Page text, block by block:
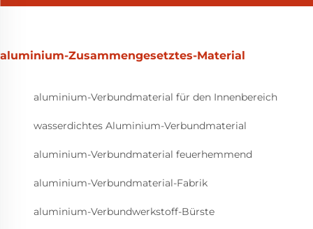
aluminium-Zusammengesetztes-Material
aluminium-Verbundmaterial für den Innenbereich
wasserdichtes Aluminium-Verbundmaterial
aluminium-Verbundmaterial feuerhemmend
aluminium-Verbundmaterial-Fabrik
aluminium-Verbundwerkstoff-Bürste